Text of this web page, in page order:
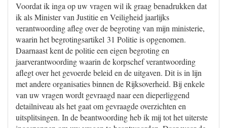
Voordat ik inga op uw vragen wil ik graag benadrukken dat
ik als Minister van Justitie en Veiligheid jaarlijks
verantwoording afleg over de begroting van mijn ministerie,
waarin het begrotingsartikel 31 Politie is opgenomen.
Daarnaast kent de politie een eigen begroting en
jaarverantwoording waarin de korpschef verantwoording
aflegt over het gevoerde beleid en de uitgaven. Dit is in lijn
met andere organisaties binnen de Rijksoverheid. Bij enkele
van uw vragen wordt gevraagd naar een dieperliggend
detailniveau als het gaat om gevraagde overzichten en
uitsplitsingen. In de beantwoording heb ik mij tot het uiterste